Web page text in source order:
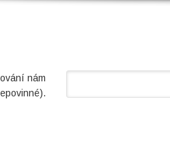
nám